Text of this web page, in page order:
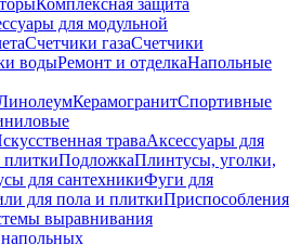
Комплексная защита
для модульной
Счетчики газаСчетчики
водыРемонт и отделкаНапольные
КерамогранитСпортивные
траваАксессуары для
ПодложкаПлинтусы, уголки,
для сантехникиФуги для
для пола и плиткиПриспособления
выравнивания